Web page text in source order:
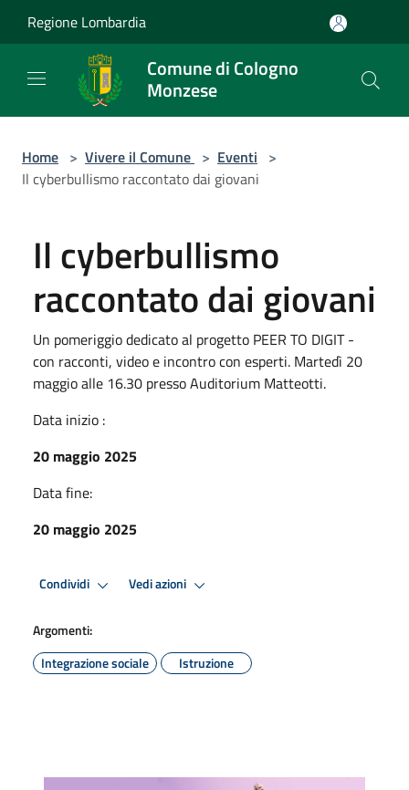
Regione Lombardia
Comune di Cologno
Monzese
Home > Vivere il Comune > Eventi >
Il cyberbullismo raccontato dai giovani
Il cyberbullismo
raccontato dai giovani
Un pomeriggio dedicato al progetto PEER TO DIGIT -
con racconti, video e incontro con esperti. Martedì 20
maggio alle 16.30 presso Auditorium Matteotti.
Data inizio :
20 maggio 2025
Data fine:
20 maggio 2025
Condividi Vedi azioni
Argomenti:
Integrazione sociale
Istruzione